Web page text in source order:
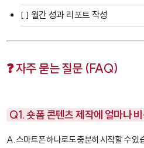
[ ] 월간 성과 리포트 작성
❓ 자주 묻는 질문 (FAQ)
Q1. 숏폼 콘텐츠 제작에 얼마나
A. 스마트폰 하나로도 충분히 시작할 수 있